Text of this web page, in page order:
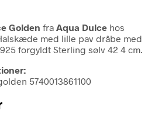
Golden fra Aqua Dulce hos
med lille pav dråbe med
forgyldt Sterling sølv 42 4 cm.
5740013861100